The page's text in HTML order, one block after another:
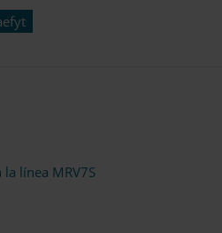
línea MRV7S